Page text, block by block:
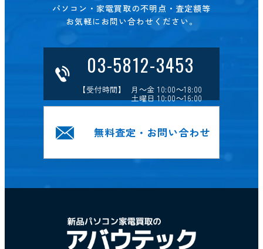
パソコン・家電買取の不明点・査定額等
お気軽にお問い合わせください。
03-5812-3453
【受付時間】 月～金 10:00～18:00
土曜日 10:00～16:00
無料査定・お問い合わせ